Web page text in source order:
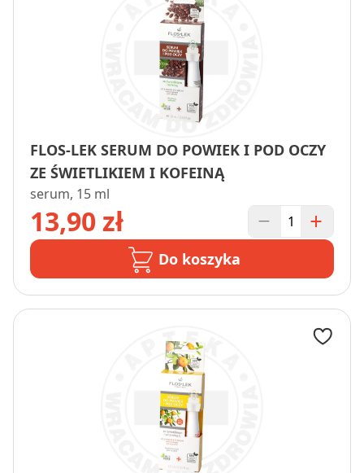
FLOS-LEK SERUM DO POWIEK I POD OCZY
ZE ŚWIETLIKIEM I KOFEINĄ
serum, 15 ml
13,90 zł
Do koszyka